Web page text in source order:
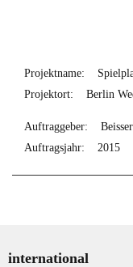
Projektname:
Projektort: Berlin
Auftraggeber:
Auftragsjahr: 2015
international